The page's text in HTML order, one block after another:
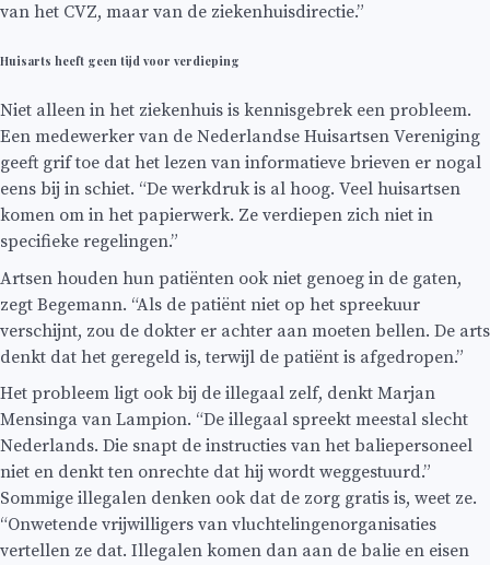
van het CVZ, maar van de ziekenhuisdirectie.”
Huisarts heeft geen tijd voor verdieping
Niet alleen in het ziekenhuis is kennisgebrek een probleem.
Een medewerker van de Nederlandse Huisartsen Vereniging
geeft grif toe dat het lezen van informatieve brieven er nogal
eens bij in schiet. “De werkdruk is al hoog. Veel huisartsen
komen om in het papierwerk. Ze verdiepen zich niet in
specifieke regelingen.”
Artsen houden hun patiënten ook niet genoeg in de gaten,
zegt Begemann. “Als de patiënt niet op het spreekuur
verschijnt, zou de dokter er achter aan moeten bellen. De arts
denkt dat het geregeld is, terwijl de patiënt is afgedropen.”
Het probleem ligt ook bij de illegaal zelf, denkt Marjan
Mensinga van Lampion. “De illegaal spreekt meestal slecht
Nederlands. Die snapt de instructies van het baliepersoneel
niet en denkt ten onrechte dat hij wordt weggestuurd.”
Sommige illegalen denken ook dat de zorg gratis is, weet ze.
“Onwetende vrijwilligers van vluchtelingenorganisaties
vertellen ze dat. Illegalen komen dan aan de balie en eisen